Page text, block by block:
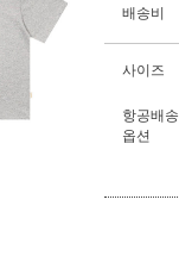
배송비
사이즈
항공배송
옵션